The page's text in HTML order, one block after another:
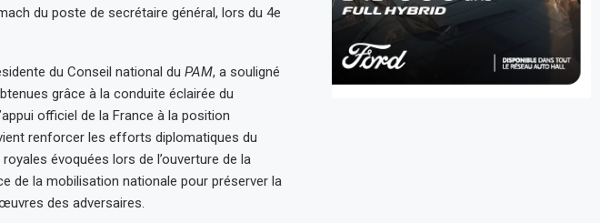
du poste de secrétaire général, lors du 4e
du Conseil national du PAM, a souligné
grâce à la conduite éclairée du
officiel de la France à la position
renforcer les efforts diplomatiques du
évoquées lors de l’ouverture de la
de la mobilisation nationale pour préserver la
des adversaires.